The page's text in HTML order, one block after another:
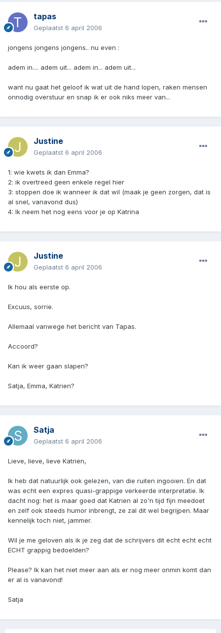
tapas
Geplaatst 6 april 2006
jongens jongens jongens.. nu even :
adem in.... adem uit... adem in... adem uit...
want nu gaat het geloof ik wat uit de hand lopen, raken mensen
onnodig overstuur en snap ik er ook niks meer van...
Justine
Geplaatst 6 april 2006
1: wie kwets ik dan Emma?
2: ik overtreed geen enkele regel hier
3: stoppen doe ik wanneer ik dat wil (maak je geen zorgen, dat is
al snel, vanavond dus)
4: Ik neem het nog eens voor je op Katrina
Justine
Geplaatst 6 april 2006
Ik hou als eerste op.
Excuus, sorrie.
Allemaal vanwege het bericht van Tapas.
Accoord?
Kan ik weer gaan slapen?
Satja, Emma, Katrien?
Satja
Geplaatst 6 april 2006
Lieve, lieve, lieve Katrien,
Ik heb dat natuurlijk ook gelezen, van die ruiten ingooien. En dat
was echt een expres quasi-grappige verkeerde interpretatie. Ik
dacht nog: het is maar goed dat Katrien al zo'n tijd fijn meedoet
en zelf ook steeds humor inbrengt, ze zal dit wel begrijpen. Maar
kennelijk toch niet, jammer.
Wil je me geloven als ik je zeg dat de schrijvers dit echt echt echt
ECHT grappig bedoelden?
Please? Ik kan het niet meer aan als er nog meer onmin komt dan
er al is vanavond!
Satja